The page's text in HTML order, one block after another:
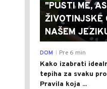
"PUSTI ME,
ŽIVOTINJSKE
NAŠEM
DOM Pre 6 min
Kako izabrati
tepiha za svaku
Pravila koja ...